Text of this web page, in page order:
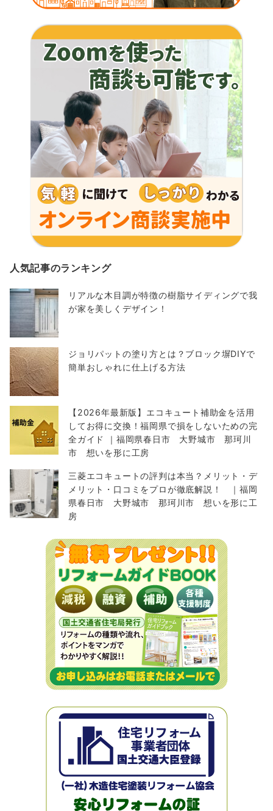
人気記事のランキング
リアルな木目調が特徴の樹脂サイディングで我
が家を美しくデザイン！
ジョリパットの塗り方とは？ブロック塀DIYで
簡単おしゃれに仕上げる方法
【2026年最新版】エコキュート補助金を活用
してお得に交換！福岡県で損をしないための完
全ガイド ｜福岡県春日市 大野城市 那珂川
市 想いを形に工房
三菱エコキュートの評判は本当？メリット・デ
メリット・口コミをプロが徹底解説！ ｜福岡
県春日市 大野城市 那珂川市 想いを形に工
房